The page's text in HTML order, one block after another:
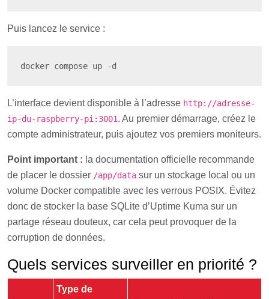
Puis lancez le service :
docker compose up -d
L’interface devient disponible à l’adresse http://adresse-
ip-du-raspberry-pi:3001. Au premier démarrage, créez le
compte administrateur, puis ajoutez vos premiers moniteurs.
Point important : la documentation officielle recommande
de placer le dossier /app/data sur un stockage local ou un
volume Docker compatible avec les verrous POSIX. Évitez
donc de stocker la base SQLite d’Uptime Kuma sur un
partage réseau douteux, car cela peut provoquer de la
corruption de données.
Quels services surveiller en priorité ?
Type de